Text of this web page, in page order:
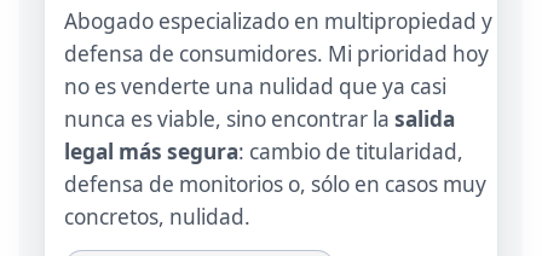
Abogado especializado en multipropiedad y
defensa de consumidores. Mi prioridad hoy
no es venderte una nulidad que ya casi
nunca es viable, sino encontrar la salida
legal más segura: cambio de titularidad,
defensa de monitorios o, sólo en casos muy
concretos, nulidad.